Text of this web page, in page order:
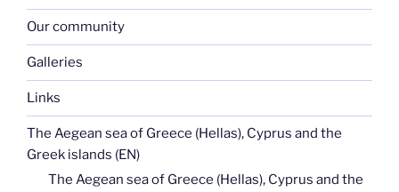
Our community
Galleries
Links
The Aegean sea of Greece (Hellas), Cyprus and the
Greek islands (EN)
The Aegean sea of Greece (Hellas), Cyprus and the